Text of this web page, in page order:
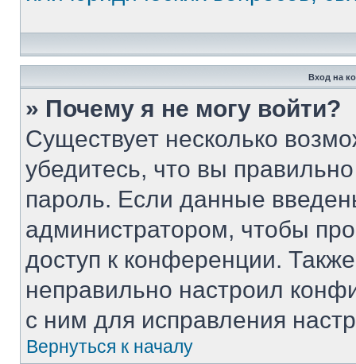
Вход на
» Почему я не могу войти?
Существует несколько
убедитесь, что вы
пароль. Если данные
администратором, чтобы
доступ к конференции.
неправильно настроил
с ним для исправления
Вернуться к началу